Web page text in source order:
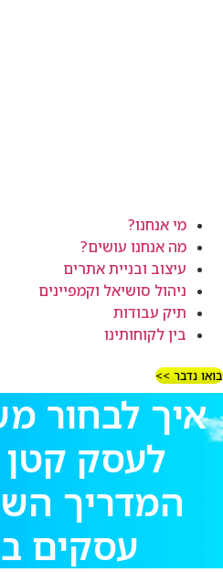
מי אנחנו?
מה אנחנו עושים?
עיצוב ובניית אתרים
ניהול סושיאל וקמפיינים
תיק עבודות
בין לקוחותינו
בואו נדבר >>
איך לבחור
המדריך
עסקים